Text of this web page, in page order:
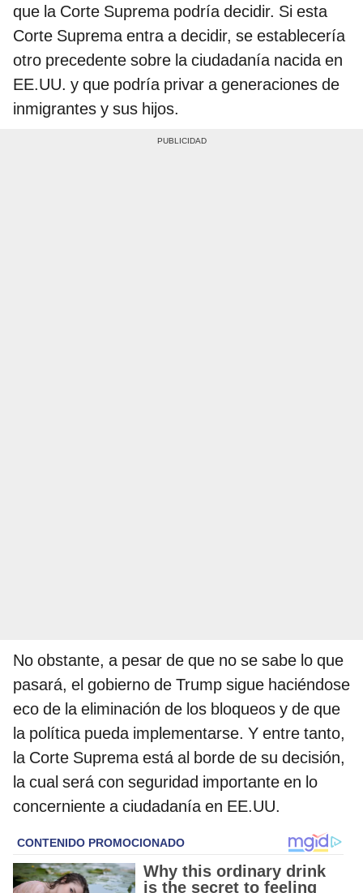
que la Corte Suprema podría decidir. Si esta
Corte Suprema entra a decidir, se establecería
otro precedente sobre la ciudadanía nacida en
EE.UU. y que podría privar a generaciones de
inmigrantes y sus hijos.
No obstante, a pesar de que no se sabe lo que
pasará, el gobierno de Trump sigue haciéndose
eco de la eliminación de los bloqueos y de que
la política pueda implementarse. Y entre tanto,
la Corte Suprema está al borde de su decisión,
la cual será con seguridad importante en lo
concerniente a ciudadanía en EE.UU.